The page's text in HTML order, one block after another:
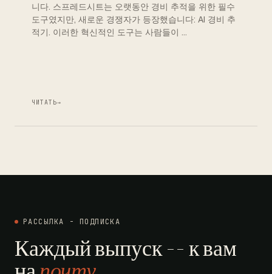
니다. 스프레드시트는 오랫동안 경비 추적을 위한 필수
도구였지만, 새로운 경쟁자가 등장했습니다: AI 경비 추
적기. 이러한 혁신적인 도구는 사람들이 …
ЧИТАТЬ→
РАССЫЛКА - ПОДПИСКА
Каждый выпуск -- к вам